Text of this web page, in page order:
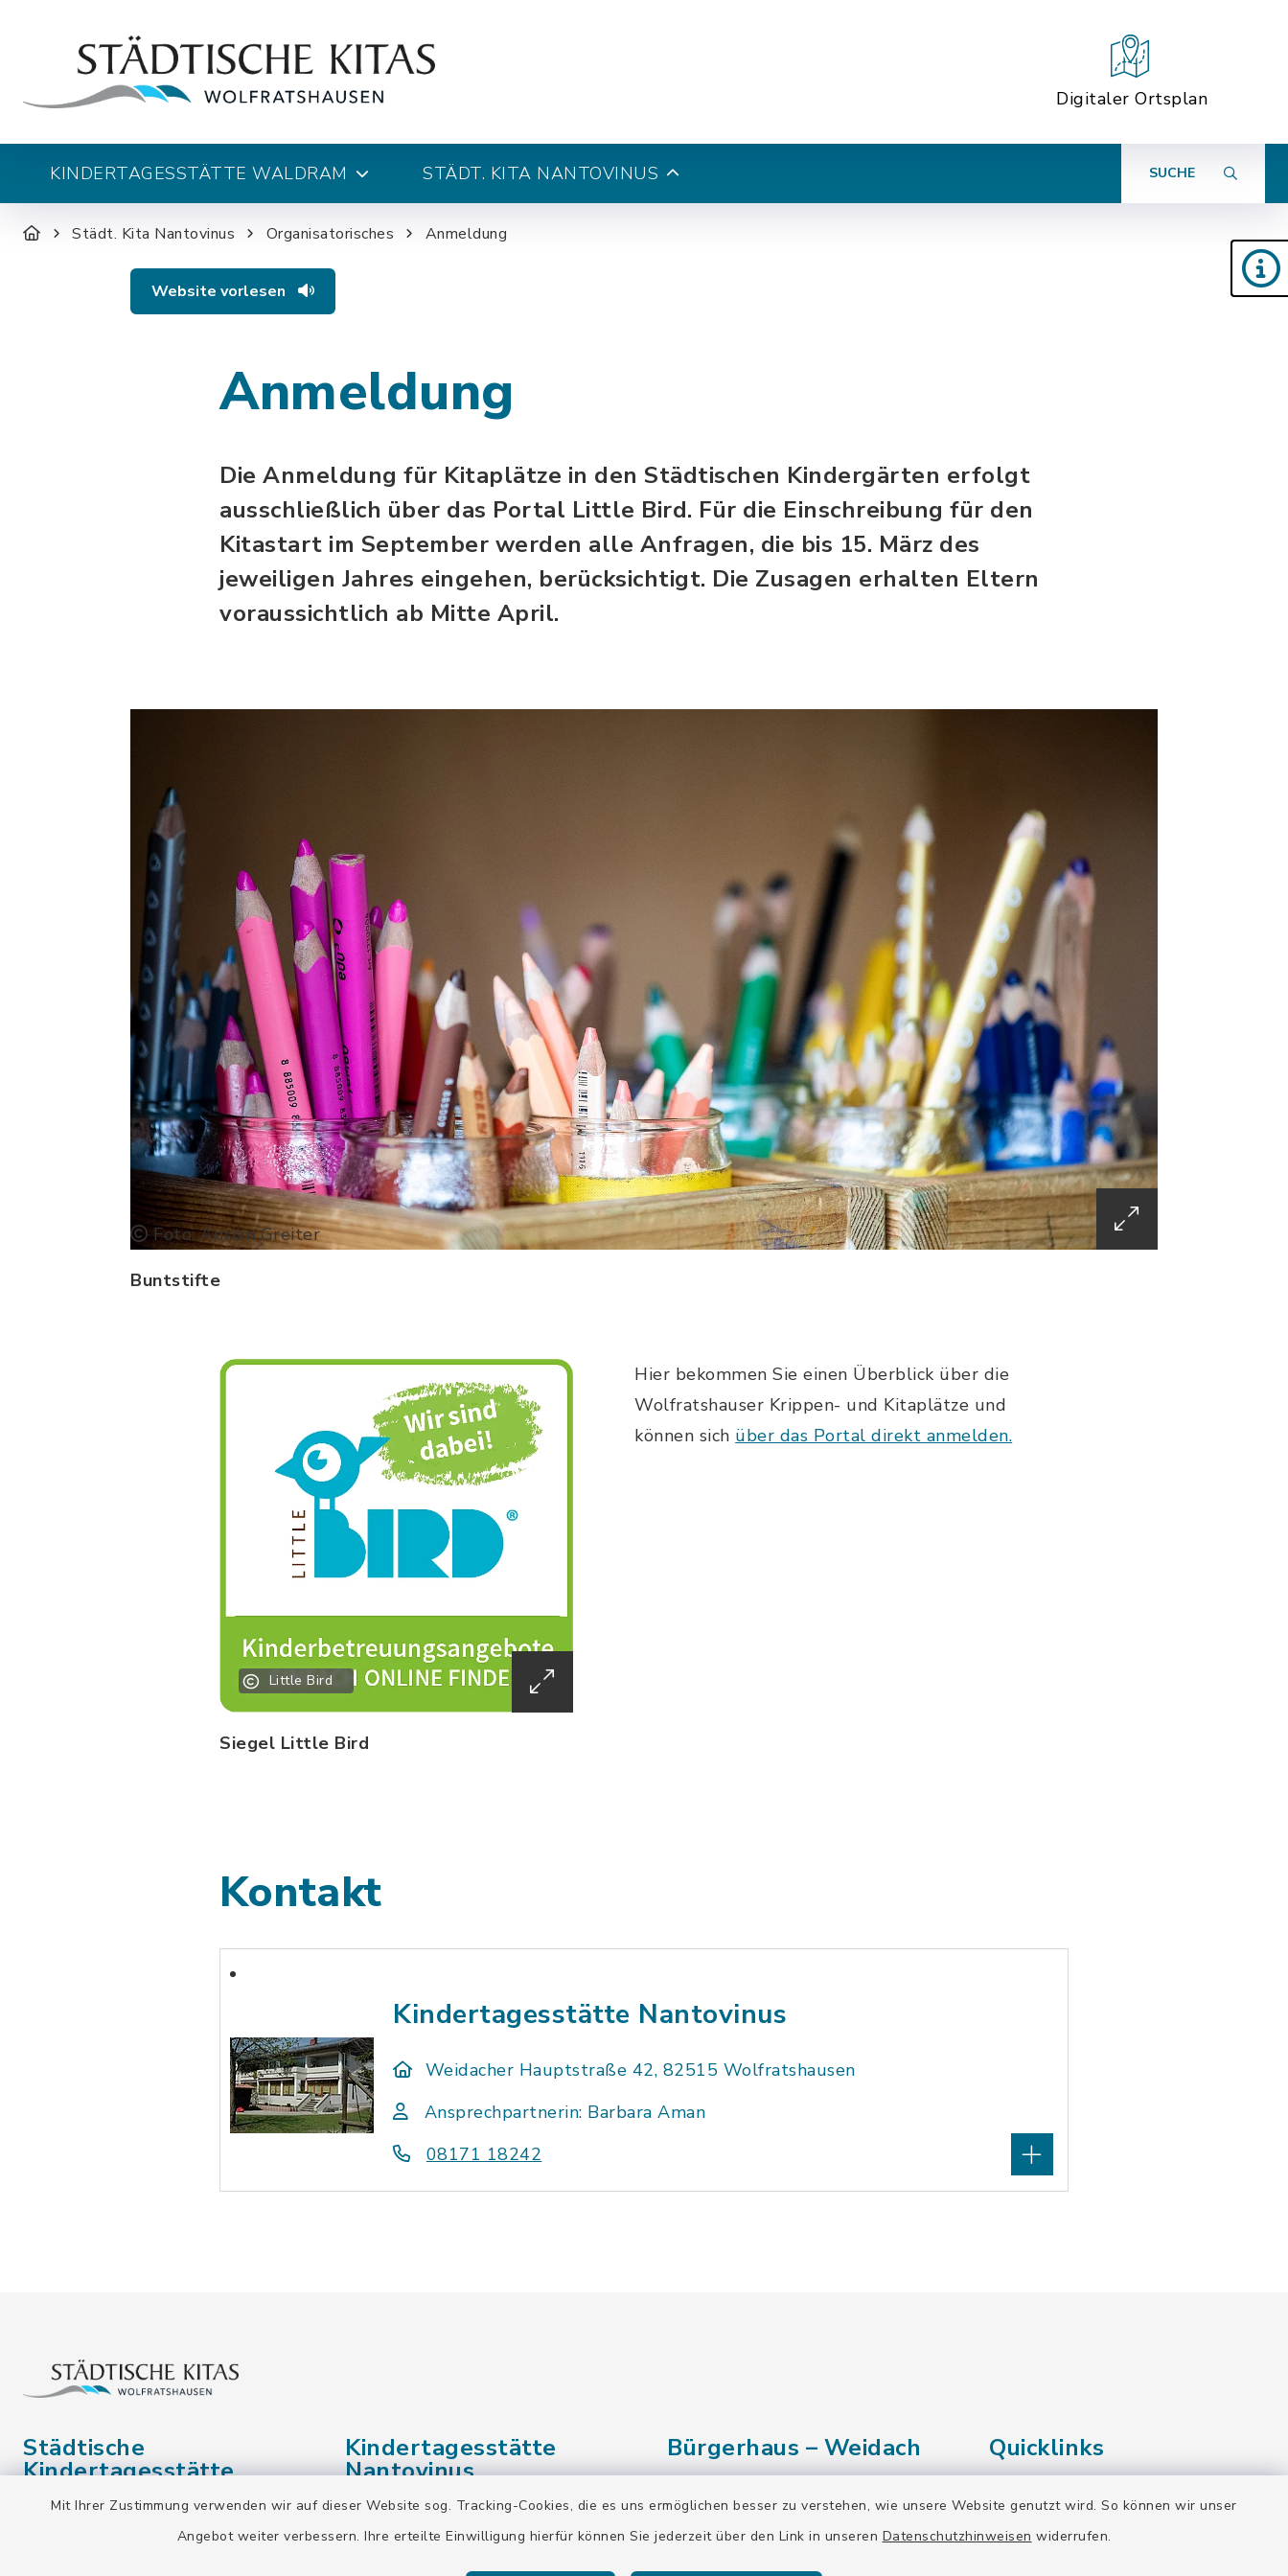
Mit Ihrer Zustimmung verwenden wir auf dieser Website sog. Tracking-Cookies, die es uns ermöglichen besser zu verstehen, wie unsere Website genutzt wird. So können wir unser
Angebot weiter verbessern. Ihre erteilte Einwilligung hierfür können Sie jederzeit über den Link in unseren Datenschutzhinweisen widerrufen.
Digitaler Ortsplan
KINDERTAGESSTÄTTE WALDRAM STÄDT. KITA NANTOVINUS SUCHE
Städt. Kita Nantovinus Organisatorisches Anmeldung
Website vorlesen
Anmeldung
Die Anmeldung für Kitaplätze in den Städtischen Kindergärten erfolgt
ausschließlich über das Portal Little Bird. Für die Einschreibung für den
Kitastart im September werden alle Anfragen, die bis 15. März des
jeweiligen Jahres eingehen, berücksichtigt. Die Zusagen erhalten Eltern
voraussichtlich ab Mitte April.
Foto: Adrian Greiter
Buntstifte
Little Bird
Siegel Little Bird
Hier bekommen Sie einen Überblick über die
Wolfratshauser Krippen- und Kitaplätze und
können sich über das Portal direkt anmelden.
Kontakt
Kindertagesstätte Nantovinus
Weidacher Hauptstraße 42, 82515 Wolfratshausen
Ansprechpartnerin: Barbara Aman
08171 18242
Städtische
Kindertagesstätte
Waldram – Stammhaus
(Giraffenhaus)
Kindertagesstätte
Nantovinus
Weidacher Hauptstraße 42
82515 Wolfratshausen
Bürgerhaus – Weidach
Weidacher Hauptstr. 40
82515 Wolfratshausen
Quicklinks